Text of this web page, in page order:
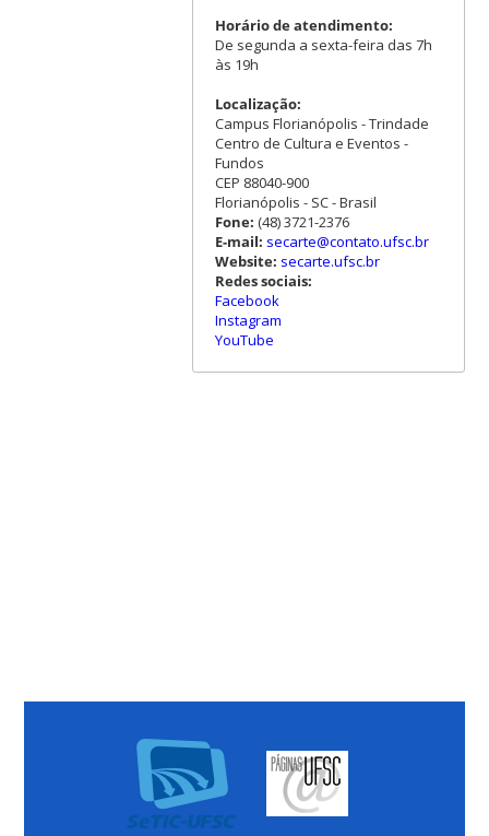
Horário de atendimento:
De segunda a sexta-feira das 7h
às 19h
Localização:
Campus Florianópolis - Trindade
Centro de Cultura e Eventos -
Fundos
CEP 88040-900
Florianópolis - SC - Brasil
Fone: (48) 3721-2376
E-mail: secarte@contato.ufsc.br
Website: secarte.ufsc.br
Redes sociais:
Facebook
Instagram
YouTube